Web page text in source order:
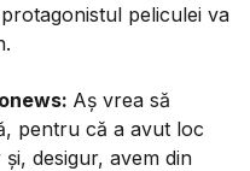
peliculei va
Aș vrea să
pentru că a avut loc
desigur, avem din